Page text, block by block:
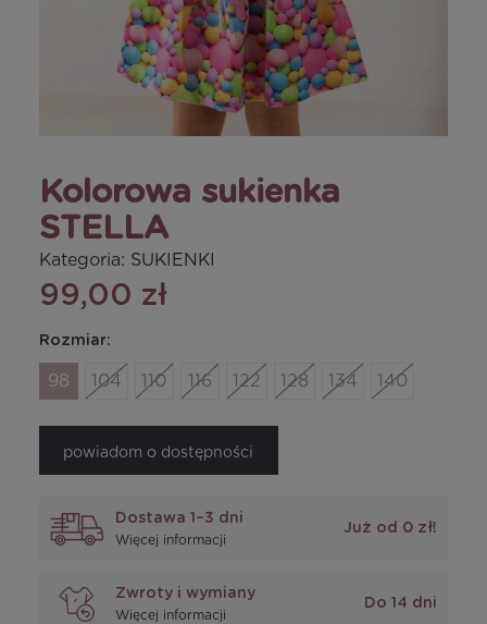
Kolorowa sukienka
STELLA
Kategoria: SUKIENKI
99,00 zł
Rozmiar:
98 104 110 116 122 128 134 140
powiadom o dostępności
Dostawa 1–3 dni
Więcej informacji
Już od 0 zł!
Zwroty i wymiany
Więcej informacji
Do 14 dni